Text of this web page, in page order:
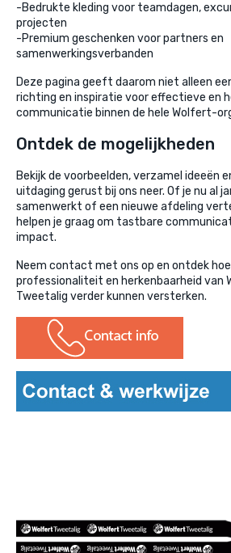
-Bedrukte kleding voor teamdagen,
projecten
-Premium geschenken voor partners en
samenwerkingsverbanden
Deze pagina geeft daarom niet alleen
richting en inspiratie voor effectieve en
communicatie binnen de hele Wolfert-
Ontdek de mogelijkheden
Bekijk de voorbeelden, verzamel ideeën
uitdaging gerust bij ons neer. Of je nu al
samenwerkt of een nieuwe afdeling
helpen je graag om tastbare
impact.
Neem contact met ons op en ontdek
professionaliteit en herkenbaarheid van
Tweetalig verder kunnen versterken.